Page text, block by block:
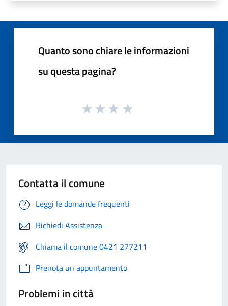
Quanto sono chiare le informazioni
su questa pagina?
Contatta il comune
Leggi le domande frequenti
Richiedi Assistenza
Chiama il comune 0421 277211
Prenota un appuntamento
Problemi in città